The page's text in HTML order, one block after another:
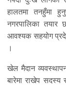
हालतमा तनहुँमा
नगरपालिका
आवश्यक सहयोग
।
खेल मैदान
बारेमा राखेप सदस्य